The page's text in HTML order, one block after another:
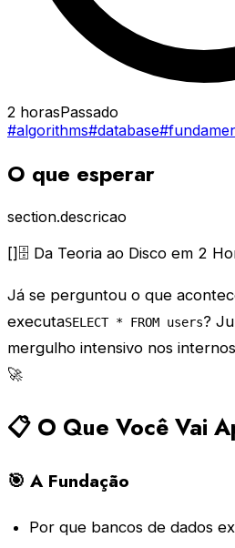
2 horasPassado
#algorithms#database
O que esperar
section.descricao
[]🗄️ Da Teoria ao Disco em 2
Já se perguntou o que
executaSELECT * FROM users?
mergulho intensivo nos
🚀
📋 O Que Você Vai
🎯 A Fundação
Por que bancos de dados